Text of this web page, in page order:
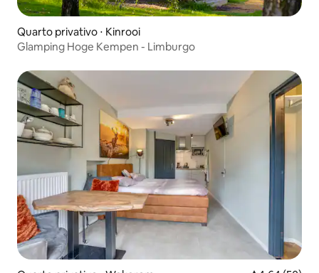
Quarto privativo ⋅ Kinrooi
Glamping Hoge Kempen - Limburgo